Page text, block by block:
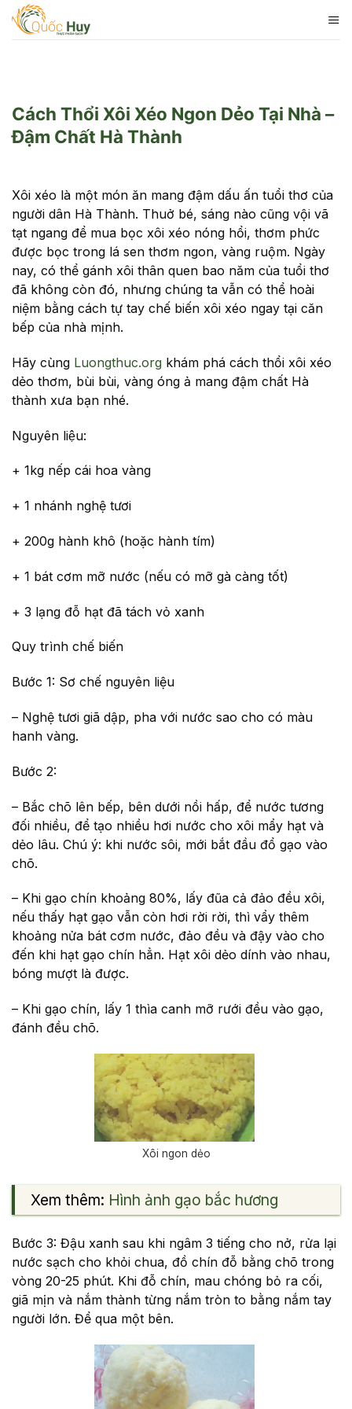
Skip
Cách Thổi Xôi Xéo Ngon Dẻo Tại Nhà –
Đậm Chất Hà Thành
Xôi xéo là một món ăn mang đậm dấu ấn tuổi thơ của
người dân Hà Thành. Thuở bé, sáng nào cũng vội vã
tạt ngang để mua bọc xôi xéo nóng hổi, thơm phức
được bọc trong lá sen thơm ngon, vàng ruộm. Ngày
nay, có thể gánh xôi thân quen bao năm của tuổi thơ
đã không còn đó, nhưng chúng ta vẫn có thể hoài
niệm bằng cách tự tay chế biến xôi xéo ngay tại căn
bếp của nhà mịnh.
Hãy cùng Luongthuc.org khám phá cách thổi xôi xéo
dẻo thơm, bùi bùi, vàng óng ả mang đậm chất Hà
thành xưa bạn nhé.
Nguyên liệu:
+ 1kg nếp cái hoa vàng
+ 1 nhánh nghệ tươi
+ 200g hành khô (hoặc hành tím)
+ 1 bát cơm mỡ nước (nếu có mỡ gà càng tốt)
+ 3 lạng đỗ hạt đã tách vỏ xanh
Quy trình chế biến
Bước 1: Sơ chế nguyên liệu
– Nghệ tươi giã dập, pha với nước sao cho có màu
hanh vàng.
Bước 2:
– Bắc chõ lên bếp, bên dưới nồi hấp, để nước tương
đối nhiều, để tạo nhiều hơi nước cho xôi mẩy hạt và
dẻo lâu. Chú ý: khi nước sôi, mới bắt đầu đổ gạo vào
chõ.
– Khi gạo chín khoảng 80%, lấy đũa cả đảo đều xôi,
nếu thấy hạt gạo vẫn còn hơi rời rời, thì vẩy thêm
khoảng nửa bát cơm nước, đảo đều và đậy vào cho
đến khi hạt gạo chín hẳn. Hạt xôi dẻo dính vào nhau,
bóng mượt là được.
– Khi gạo chín, lấy 1 thìa canh mỡ rưới đều vào gạo,
đánh đều chõ.
Xôi ngon dẻo
Xem thêm: Hình ảnh gạo bắc hương
Bước 3: Đậu xanh sau khi ngâm 3 tiếng cho nở, rửa lại
nước sạch cho khỏi chua, đồ chín đỗ bằng chõ trong
vòng 20-25 phút. Khi đỗ chín, mau chóng bỏ ra cối,
giã mịn và nắm thành từng nắm tròn to bằng nắm tay
người lớn. Để qua một bên.